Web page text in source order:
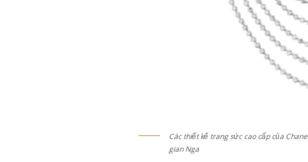
Các thiết kế trang sức cao cấp của
gian Nga